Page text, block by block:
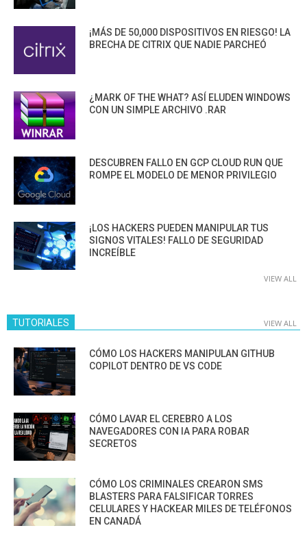
¡MÁS DE 50,000 DISPOSITIVOS EN RIESGO! LA
BRECHA DE CITRIX QUE NADIE PARCHEÓ
¿MARK OF THE WHAT? ASÍ ELUDEN WINDOWS
CON UN SIMPLE ARCHIVO .RAR
DESCUBREN FALLO EN GCP CLOUD RUN QUE
ROMPE EL MODELO DE MENOR PRIVILEGIO
¡LOS HACKERS PUEDEN MANIPULAR TUS
SIGNOS VITALES! FALLO DE SEGURIDAD
INCREÍBLE
VIEW ALL
TUTORIALES VIEW ALL
CÓMO LOS HACKERS MANIPULAN GITHUB
COPILOT DENTRO DE VS CODE
CÓMO LAVAR EL CEREBRO A LOS
NAVEGADORES CON IA PARA ROBAR
SECRETOS
CÓMO LOS CRIMINALES CREARON SMS
BLASTERS PARA FALSIFICAR TORRES
CELULARES Y HACKEAR MILES DE TELÉFONOS
EN CANADÁ